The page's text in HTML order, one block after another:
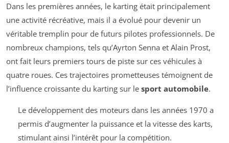
Dans les premières années, le karting était principalement
une activité récréative, mais il a évolué pour devenir un
véritable tremplin pour de futurs pilotes professionnels. De
nombreux champions, tels qu’Ayrton Senna et Alain Prost,
ont fait leurs premiers tours de piste sur ces véhicules à
quatre roues. Ces trajectoires prometteuses témoignent de
l’influence croissante du karting sur le sport automobile.
Le développement des moteurs dans les années 1970 a
permis d’augmenter la puissance et la vitesse des karts,
stimulant ainsi l’intérêt pour la compétition.